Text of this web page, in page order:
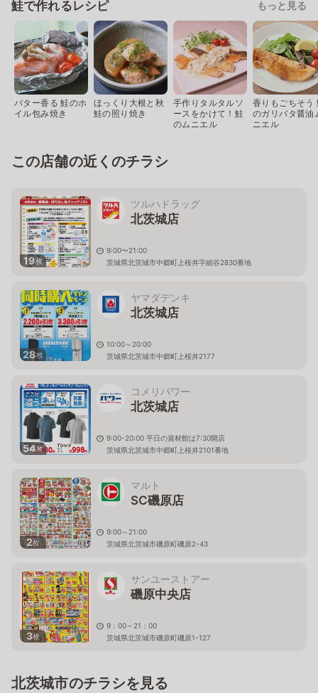
鮭で作れるレシピ もっと見る
バター香る 鮭のホ
イル包み焼き
ほっくり大根と秋
鮭の照り焼き
手作りタルタルソ
ースをかけて！鮭
のムニエル
香りもごちそう
のガリバタ醤油
ニエル
この店舗の近くのチラシ
19枚
ツルハドラッグ
北茨城店
9:00〜21:00
茨城県北茨城市中郷町上桜井字細谷2830番地
28枚
ヤマダデンキ
北茨城店
10:00～20:00
茨城県北茨城市中郷町上桜井2177
54枚
コメリパワー
北茨城店
9:00-20:00 平日の資材館は7:30開店
茨城県北茨城市中郷町上桜井2101番地
2枚
マルト
SC磯原店
9:00～21:00
茨城県北茨城市磯原町磯原2-43
3枚
サンユーストアー
磯原中央店
9：00～21：00
茨城県北茨城市磯原町磯原1-127
北茨城市のチラシを見る